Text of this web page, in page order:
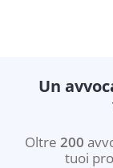
Un
Oltre 200
tuoi